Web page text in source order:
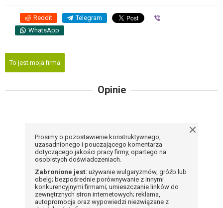
Reddit Telegram
WhatsApp
To jest moja firma
Opinie
Prosimy o pozostawienie konstruktywnego,
uzasadnionego i pouczającego komentarza
dotyczącego jakości pracy firmy, opartego na
osobistych doświadczeniach.
Zabronione jest: używanie wulgaryzmów, gróźb lub
obelg; bezpośrednie porównywanie z innymi
konkurencyjnymi firmami; umieszczanie linków do
zewnętrznych stron internetowych; reklama,
autopromocja oraz wypowiedzi niezwiązane z